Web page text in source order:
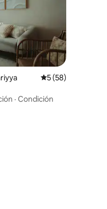
Calificación
5 (58)
· Condición